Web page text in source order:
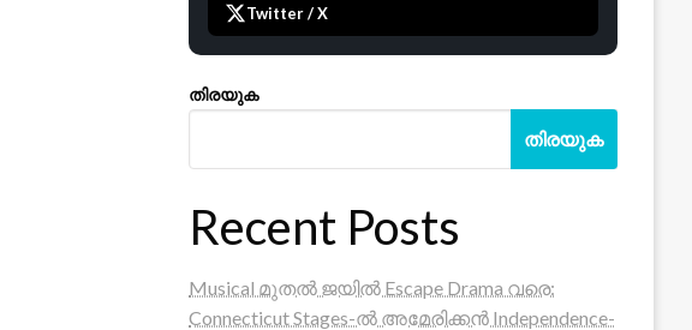
Twitter / X
തിരയുക
തിരയുക
Recent Posts
Musical മുതൽ ജയിൽ Escape Drama വരെ:
Connecticut Stages-ൽ അമേരിക്കൻ Independence-